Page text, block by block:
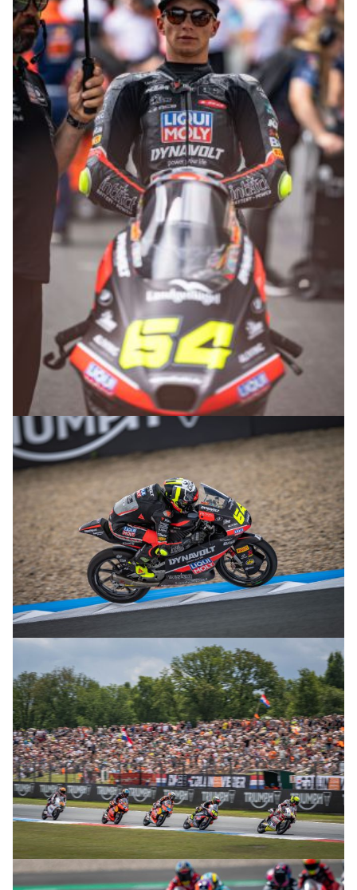
© R.Lekl